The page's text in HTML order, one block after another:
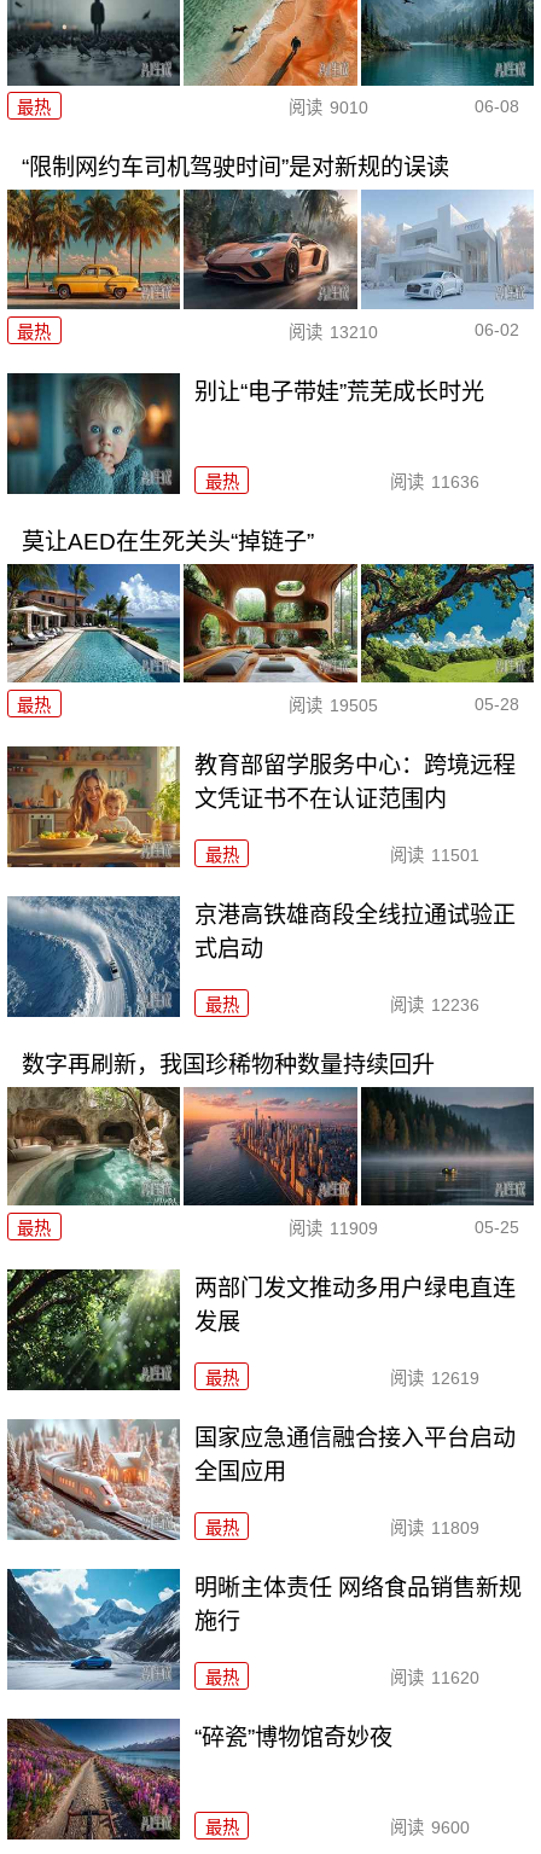
最热 阅读 9010 06-08
“限制网约车司机驾驶时间”是对新规的误读
最热 阅读 13210 06-02
别让“电子带娃”荒芜成长时光
最热 阅读 11636
莫让AED在生死关头“掉链子”
最热 阅读 19505 05-28
教育部留学服务中心：跨境远程
文凭证书不在认证范围内
最热 阅读 11501
京港高铁雄商段全线拉通试验正
式启动
最热 阅读 12236
数字再刷新，我国珍稀物种数量持续回升
最热 阅读 11909 05-25
两部门发文推动多用户绿电直连
发展
最热 阅读 12619
国家应急通信融合接入平台启动
全国应用
最热 阅读 11809
明晰主体责任 网络食品销售新规
施行
最热 阅读 11620
“碎瓷”博物馆奇妙夜
最热 阅读 9600